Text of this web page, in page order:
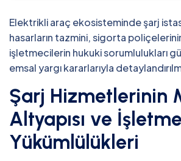
Elektrikli araç ekosisteminde şarj
hasarların tazmini, sigorta
işletmecilerin hukuki sorumlulukları
emsal yargı kararlarıyla
Şarj Hizmetlerinin
Altyapısı ve
Yükümlülükleri